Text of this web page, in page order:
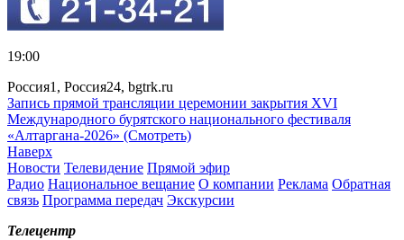
19:00
Россия1, Россия24, bgtrk.ru
Запись прямой трансляции церемонии закрытия XVI
Международного бурятского национального фестиваля
«Алтаргана-2026» (Смотреть)
Наверх
Новости Телевидение Прямой эфир
Радио Национальное вещание О компании Реклама Обратная
связь Программа передач Экскурсии
Телецентр